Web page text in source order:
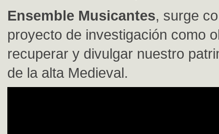
Ensemble Musicantes, surge
proyecto de investigación como
recuperar y divulgar nuestro
de la alta Medieval.